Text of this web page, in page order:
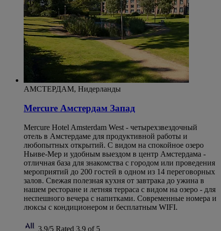
АМСТЕРДАМ, Нидерланды
Mercure Амстердам Запад
Mercure Hotel Amsterdam West - четырехзвездочный
отель в Амстердаме для продуктивной работы и
любопытных открытий. С видом на спокойное озеро
Ньиве-Мер и удобным выездом в центр Амстердама -
отличная база для знакомства с городом или проведения
мероприятий до 200 гостей в одном из 14 переговорных
залов. Свежая полезная кухня от завтрака до ужина в
нашем ресторане и летняя терраса с видом на озеро - для
неспешного вечера с напитками. Современные номера и
люксы с кондиционером и бесплатным WIFI.
3,9/5 Rated 3,9 of 5